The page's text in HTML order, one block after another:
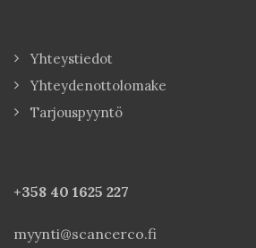
Yhteystiedot
Yhteydenottolomake
Tarjouspyyntö
+358 40 1625 227
myynti@scancerco.fi